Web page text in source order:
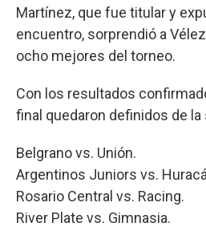
Martínez, que fue titular y
encuentro, sorprendió a
ocho mejores del torneo.
Con los resultados
final quedaron definidos de
Belgrano vs. Unión.
Argentinos Juniors vs.
Rosario Central vs. Racing.
River Plate vs. Gimnasia.